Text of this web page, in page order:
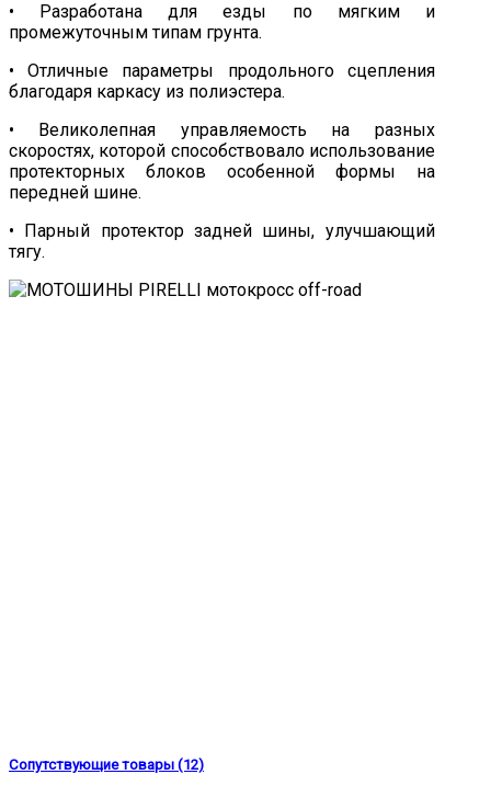
• Разработана для езды по мягким и
промежуточным типам грунта.
• Отличные параметры продольного сцепления
благодаря каркасу из полиэстера.
• Великолепная управляемость на разных
скоростях, которой способствовало использование
протекторных блоков особенной формы на
передней шине.
• Парный протектор задней шины, улучшающий
тягу.
Сопутствующие товары (12)